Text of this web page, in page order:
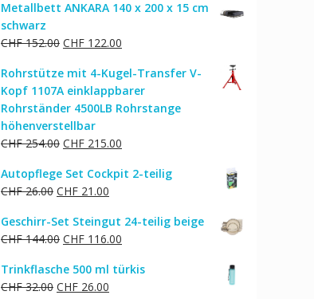
war:
ist:
Metallbett ANKARA 140 x 200 x 15 cm
schwarz
CHF152.00 Ursprünglicher
war:
CHF 152.00
CHF 122.00
ist:
CHF 122.00.
Rohrstütze mit 4-Kugel-Transfer V-
Kopf 1107A einklappbarer
Rohrständer 4500LB Rohrstange
höhenverstellbar
CHF254.00 Ursprünglicher
war:
CHF 254.00
CHF 215.00
ist:
Autopflege Set Cockpit 2-teilig
CHF26.00 Ursprünglicher
war:
CHF 26.00
CHF 21.00
ist:
CHF 21.00.
Geschirr-Set Steingut 24-teilig beige
CHF144.00 Ursprünglicher
war:
CHF 144.00
CHF 116.00
ist:
Trinkflasche 500 ml türkis
CHF32.00 Ursprünglicher
CHF 26.00